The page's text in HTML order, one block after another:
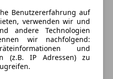
Benutzererfahrung auf
verwenden wir und
andere Technologien
wir nachfolgend:
und
(z.B. IP Adressen) zu